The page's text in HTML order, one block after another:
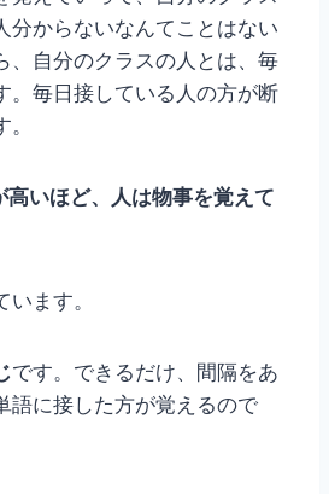
分からないなんてことはない
、自分のクラスの人とは、毎
。毎日接している人の方が断
高いほど、人は物事を覚えて
ます。
です。できるだけ、間隔をあ
語に接した方が覚えるので